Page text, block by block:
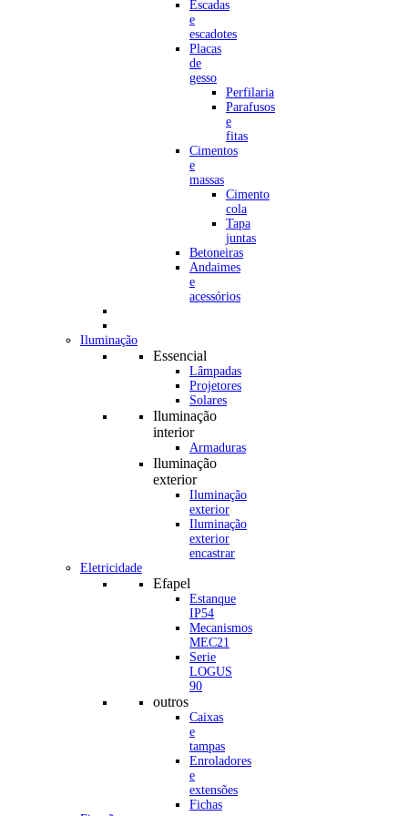
Escadas
e
escadotes
Placas
de
gesso
Perfilaria
Parafusos
e
fitas
Cimentos
e
massas
Cimento
cola
Tapa
juntas
Betoneiras
Andaimes
e
acessórios
Iluminação
Essencial
Lâmpadas
Projetores
Solares
Iluminação
interior
Armaduras
Iluminação
exterior
Iluminação
exterior
Iluminação
exterior
encastrar
Eletricidade
Efapel
Estanque
IP54
Mecanismos
MEC21
Serie
LOGUS
90
outros
Caixas
e
tampas
Enroladores
e
extensões
Fichas